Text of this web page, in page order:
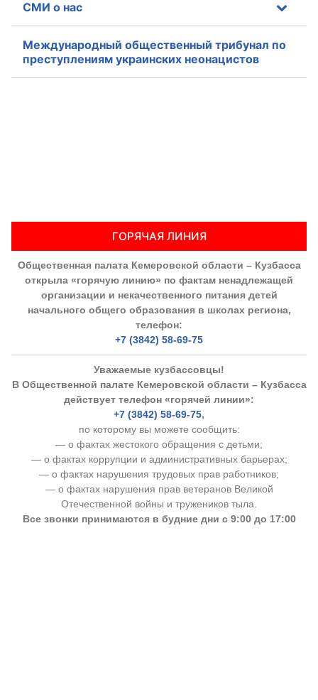
СМИ о нас
Международный общественный трибунал по
преступлениям украинских неонацистов
ГОРЯЧАЯ ЛИНИЯ
Общественная палата Кемеровской области – Кузбасса
открыла «горячую линию» по фактам ненадлежащей
организации и некачественного питания детей
начального общего образования в школах региона,
телефон:
+7 (3842) 58-69-75
Уважаемые кузбассовцы!
В Общественной палате Кемеровской области – Кузбасса
действует телефон «горячей линии»:
+7 (3842) 58-69-75,
по которому вы можете сообщить:
— о фактах жестокого обращения с детьми;
— о фактах коррупции и административных барьерах;
— о фактах нарушения трудовых прав работников;
— о фактах нарушения прав ветеранов Великой
Отечественной войны и тружеников тыла.
Все звонки принимаются в будние дни с 9:00 до 17:00